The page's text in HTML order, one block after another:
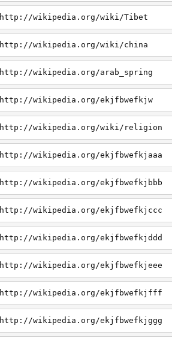
http://wikipedia.org/wiki/Tibet
http://wikipedia.org/wiki/china
http://wikipedia.org/arab_spring
http://wikipedia.org/ekjfbwefkjw
http://wikipedia.org/wiki/religion
http://wikipedia.org/ekjfbwefkjaaa
http://wikipedia.org/ekjfbwefkjbbb
http://wikipedia.org/ekjfbwefkjccc
http://wikipedia.org/ekjfbwefkjddd
http://wikipedia.org/ekjfbwefkjeee
http://wikipedia.org/ekjfbwefkjfff
http://wikipedia.org/ekjfbwefkjggg